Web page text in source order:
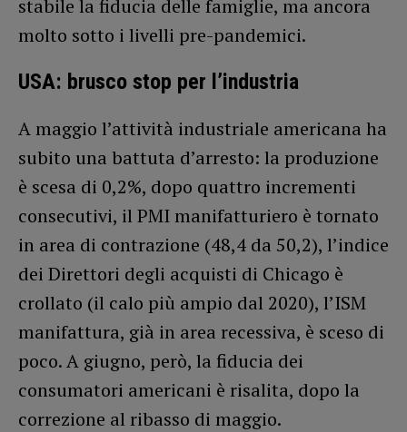
stabile la fiducia delle famiglie, ma ancora
molto sotto i livelli pre-pandemici.
USA: brusco stop per l’industria
A maggio l’attività industriale americana ha
subito una battuta d’arresto: la produzione
è scesa di 0,2%, dopo quattro incrementi
consecutivi, il PMI manifatturiero è tornato
in area di contrazione (48,4 da 50,2), l’indice
dei Direttori degli acquisti di Chicago è
crollato (il calo più ampio dal 2020), l’ISM
manifattura, già in area recessiva, è sceso di
poco. A giugno, però, la fiducia dei
consumatori americani è risalita, dopo la
correzione al ribasso di maggio.